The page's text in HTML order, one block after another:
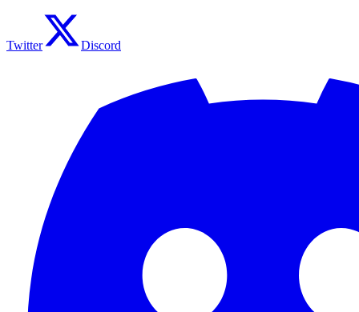
Twitter Discord